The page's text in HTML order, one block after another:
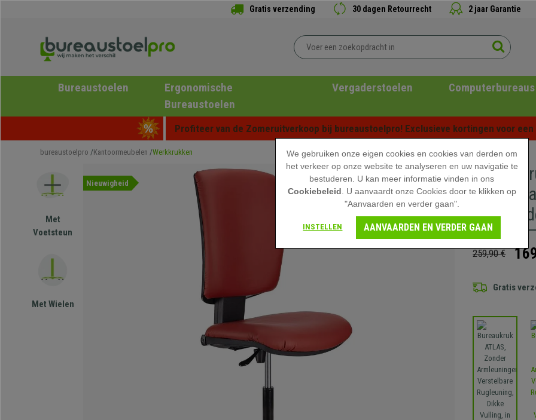
Gratis verzending 30 dagen Retourrecht 2 jaar Garantie
Bureaustoelen
Ergonomische
Bureaustoelen
Vergaderstoelen Computerbureaus
Profiteer van de Zomeruitverkoop bij bureaustoelpro! Exclusieve kortingen voor
bureaustoelpro Kantoormeubelen Werkkrukken
Met
Voetsteun
Met Wielen
Nieuwigheid
Rood
259,90 €
Gratis
We gebruiken onze eigen cookies en cookies van derden om
het verkeer op onze website te analyseren en uw navigatie te
bestuderen. U kan meer informatie vinden in ons
Cookiebeleid . U aanvaardt onze Cookies door te klikken op
"Aanvaarden en verder gaan".
INSTELLEN AANVAARDEN EN VERDER GAAN